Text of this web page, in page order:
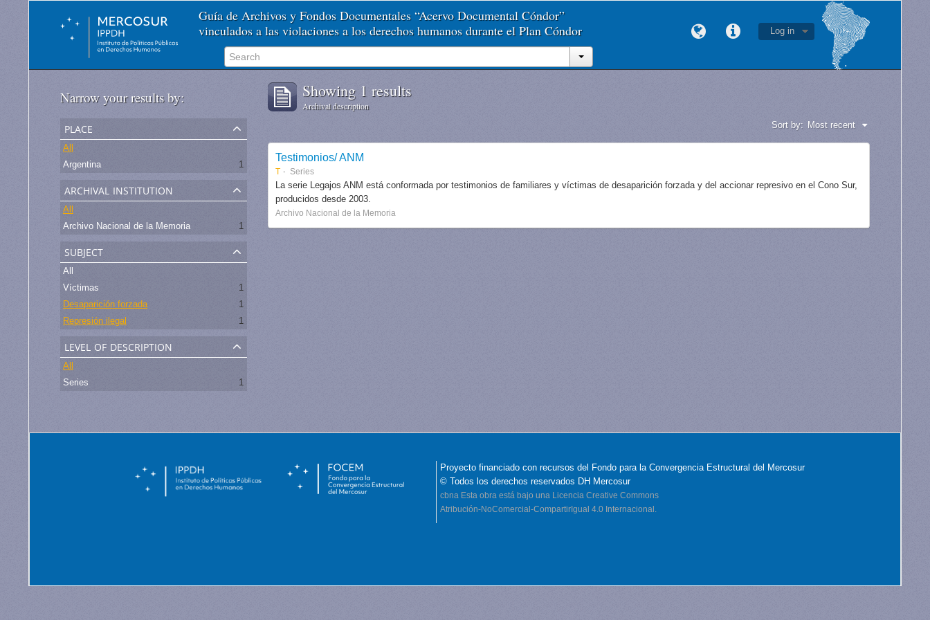
Guía de Archivos y Fondos Documentales “Acervo Documental Cóndor”
vinculados a las violaciones a los derechos humanos durante el Plan Cóndor
Log in
Narrow your results by:
place
All
Argentina
1
archival institution
All
Archivo Nacional de la Memoria
1
subject
All
Víctimas
1
Desaparición forzada
1
Represión ilegal
1
level of description
All
Series
1
Showing 1 results
Archival description
Sort by: Most recent
Testimonios/ ANM
T Series
La serie Legajos ANM está conformada por testimonios de familiares y víctimas de desaparición forzada y del accionar represivo en el Cono Sur,
producidos desde 2003.
Archivo Nacional de la Memoria
Proyecto financiado con recursos del Fondo para la Convergencia Estructural del Mercosur
© Todos los derechos reservados DH Mercosur
cbna Esta obra está bajo una Licencia Creative Commons
Atribución-NoComercial-CompartirIgual 4.0 Internacional.